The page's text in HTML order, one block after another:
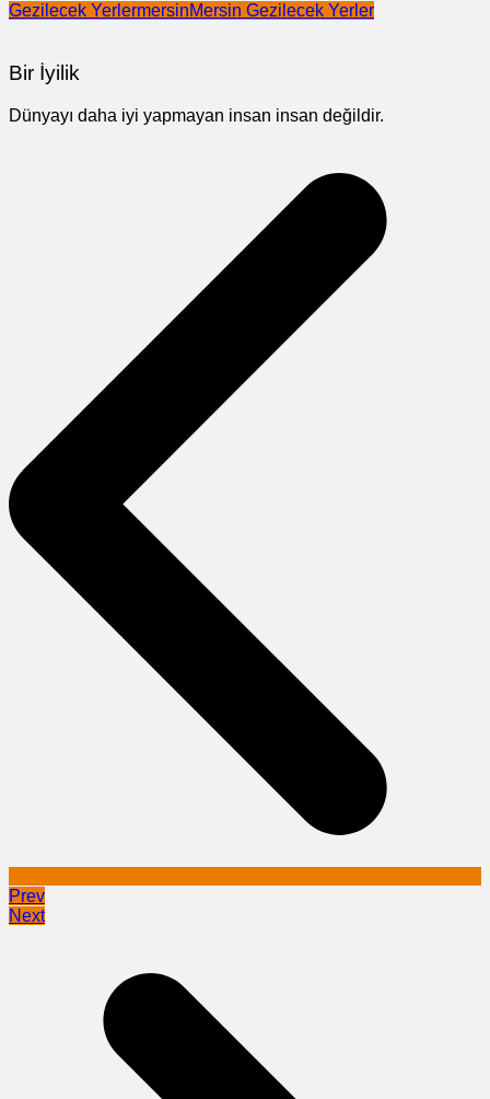
Gezilecek YerlermersinMersin Gezilecek Yerler
Bir İyilik
Dünyayı daha iyi yapmayan insan insan değildir.
Prev
Next